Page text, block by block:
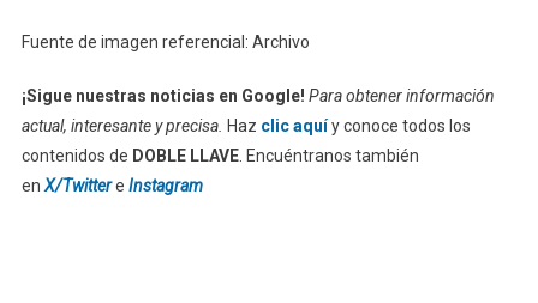
Fuente de imagen referencial: Archivo
¡Sigue nuestras noticias en Google! Para obtener información
actual, interesante y precisa. Haz clic aquíy conoce todos los
contenidos de DOBLE LLAVE. Encuéntranos también
enX/Twittere Instagram